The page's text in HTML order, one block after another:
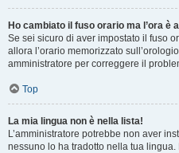
Ho cambiato il fuso orario ma l’ora è
Se sei sicuro di aver impostato il fuso
allora l’orario memorizzato
amministratore per correggere il
Top
La mia lingua non è nella lista!
L’amministratore potrebbe non aver
nessuno lo ha tradotto nella tua